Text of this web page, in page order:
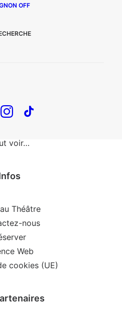
OFF
la framboise
Loop
Mother
voir…
Théâtre
nous
Web
cookies (UE)